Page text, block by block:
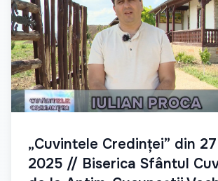
„Cuvintele Credinței” din
2025 // Biserica Sfântul